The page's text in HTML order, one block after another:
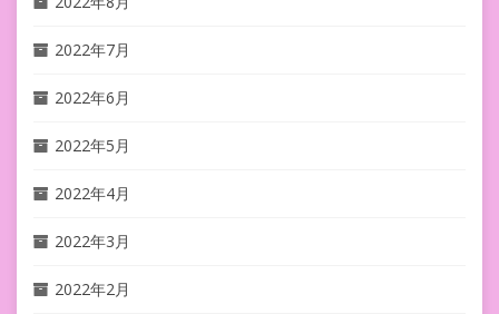
2022年7月
2022年6月
2022年5月
2022年4月
2022年3月
2022年2月